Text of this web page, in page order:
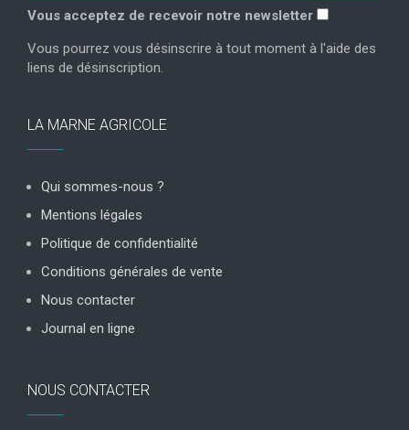
Vous acceptez de recevoir notre newsletter
Vous pourrez vous désinscrire à tout moment à l'aide des
liens de désinscription.
LA MARNE AGRICOLE
Qui sommes-nous ?
Mentions légales
Politique de confidentialité
Conditions générales de vente
Nous contacter
Journal en ligne
NOUS CONTACTER